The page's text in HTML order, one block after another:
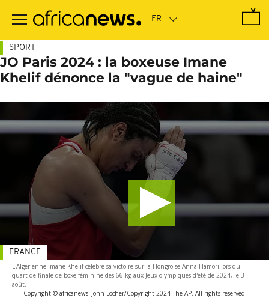
contenu
SPORT
JO Paris 2024 : la boxeuse Imane
Khelif dénonce la "vague de haine"
L'Algérienne Imane Khelif célèbre sa victoire sur la Hongroise Anna Hamori lors du
quart de finale de boxe féminine des 66 kg aux Jeux olympiques d'été de 2024, le 3
août.
- Copyright © africanews John Locher/Copyright 2024 The AP. All rights reserved
FRANCE